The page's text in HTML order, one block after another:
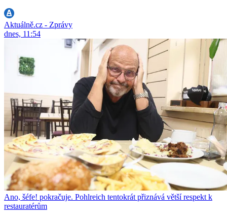
Aktuálně.cz - Zprávy
dnes, 11:54
Ano, šéfe! pokračuje. Pohlreich tentokrát přiznává větší respekt k
restauratérům